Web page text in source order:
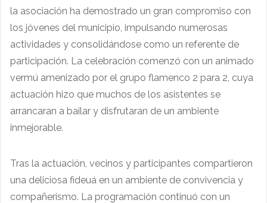
la asociación ha demostrado un gran compromiso con
los jóvenes del municipio, impulsando numerosas
actividades y consolidándose como un referente de
participación. La celebración comenzó con un animado
vermú amenizado por el grupo flamenco 2 para 2, cuya
actuación hizo que muchos de los asistentes se
arrancaran a bailar y disfrutaran de un ambiente
inmejorable.
Tras la actuación, vecinos y participantes compartieron
una deliciosa fideuá en un ambiente de convivencia y
compañerismo. La programación continuó con un